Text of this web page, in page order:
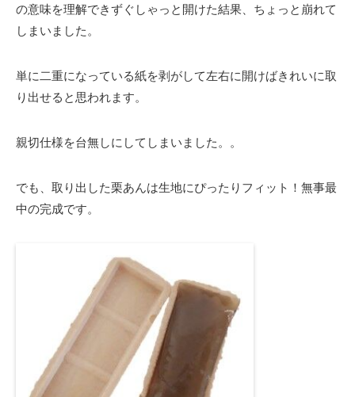
の意味を理解できずぐしゃっと開けた結果、ちょっと崩れて
しまいました。
単に二重になっている紙を剥がして左右に開けばきれいに取
り出せると思われます。
親切仕様を台無しにしてしまいました。。
でも、取り出した栗あんは生地にぴったりフィット！無事最
中の完成です。